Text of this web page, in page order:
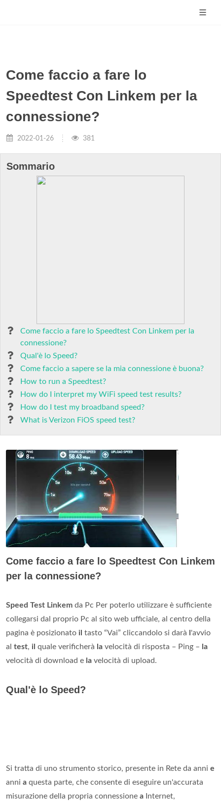
Come faccio a fare lo
Speedtest Con Linkem per la
connessione?
2022-01-26 381
Sommario
Come faccio a fare lo Speedtest Con Linkem per la
connessione?
Qual'è lo Speed?
Come faccio a sapere se la mia connessione è buona?
How to run a Speedtest?
How do I interpret my WiFi speed test results?
How do I test my broadband speed?
What is Verizon FiOS speed test?
Come faccio a fare lo Speedtest Con Linkem
per la connessione?
Speed Test Linkem da Pc Per poterlo utilizzare è sufficiente
collegarsi dal proprio Pc al sito web ufficiale, al centro della
pagina è posizionato il tasto “Vai” cliccandolo si darà
'avvio
al test, il quale verificherà la velocità di risposta – Ping – la
velocità di download e la velocità di upload.
Qual'è lo Speed?
Si tratta di uno strumento storico, presente in Rete da anni e
anni a questa parte, che consente di eseguire un'accurata
misurazione della propria connessione a Internet,